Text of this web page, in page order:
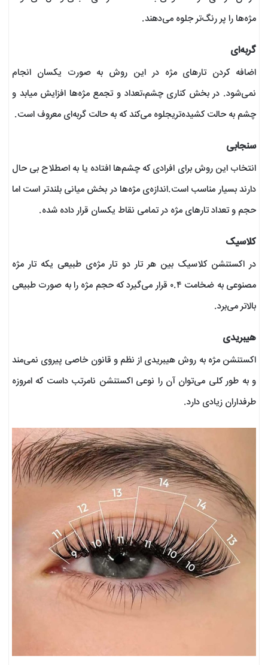
مژه‌ها را پر رنگ‌تر جلوه می‌دهند.
گربه‌ای
اضافه کردن تارهای مژه در این روش به صورت یکسان انجام
نمی‌شود. در بخش کناری چشم،تعداد و تجمع مژه‌ها افزایش میابد و
چشم به حالت کشیده‌تریجلوه می‌کند که به حالت گربه‌ای معروف است.
سنجابی
انتخاب این روش برای افرادی که چشم‌ها افتاده یا به اصطلاح بی حال
دارند بسیار مناسب است.اندازه‌ی مژه‌ها در بخش میانی بلندتر است اما
حجم و تعداد تارهای مژه در تمامی نقاط یکسان قرار داده شده.
کلاسیک
در اکستنشن کلاسیک بین هر تار دو تار مژه‌ی طبیعی یکه تار مژه
مصنوعی به ضخامت ۰.۴ قرار می‌گیرد که حجم مژه را به صورت طبیعی
بالاتر می‌برد.
هیبریدی
اکستنشن مژه به روش هیبریدی از نظم و قانون خاصی پیروی نمی‌مند
و به طور کلی می‌توان آن را نوعی اکستنشن نامرتب داست که امروزه
طرفداران زیادی دارد.